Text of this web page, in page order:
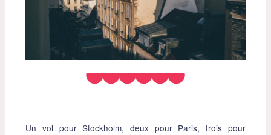
Un vol pour Stockholm, deux pour Paris, trois pour